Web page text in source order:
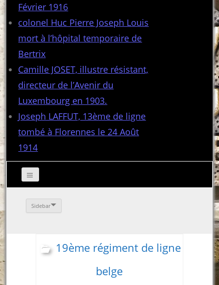
Février 1916
colonel Huc Pierre Joseph Louis
mort à l’hôpital temporaire de
Bertrix
Camille JOSET, illustre résistant,
directeur de l’Avenir du
Luxembourg en 1903.
Joseph LAFFUT, 13ème de ligne
tombé à Florennes le 24 Août
1914
Sidebar
19ème régiment de ligne
belge